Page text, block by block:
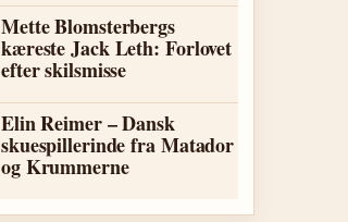
Mette Blomsterbergs
kæreste Jack Leth: Forlovet
efter skilsmisse
Elin Reimer – Dansk
skuespillerinde fra Matador
og Krummerne